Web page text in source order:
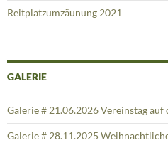
Reitplatzumzäunung 2021
GALERIE
Galerie # 21.06.2026 Vereinstag
Galerie # 28.11.2025